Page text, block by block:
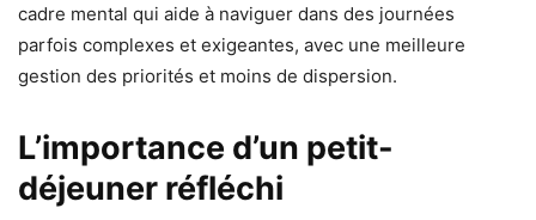
cadre mental qui aide à naviguer dans des journées
parfois complexes et exigeantes, avec une meilleure
gestion des priorités et moins de dispersion.
L’importance d’un petit-
déjeuner réfléchi